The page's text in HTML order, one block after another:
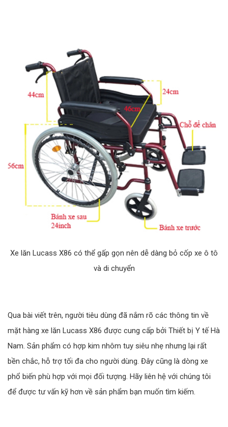
Xe lăn Lucass X86 có thể gấp gọn nên dễ dàng bỏ cốp xe ô tô
và di chuyển
Qua bài viết trên, người tiêu dùng đã nắm rõ các thông tin về
mặt hàng xe lăn Lucass X86 được cung cấp bởi Thiết bị Y tế Hà
Nam. Sản phẩm có hợp kim nhôm tuy siêu nhẹ nhưng lại rất
bền chắc, hỗ trợ tối đa cho người dùng. Đây cũng là dòng xe
phổ biến phù hợp với mọi đối tượng. Hãy liên hệ với chúng tôi
để được tư vấn kỹ hơn về sản phẩm bạn muốn tìm kiếm.